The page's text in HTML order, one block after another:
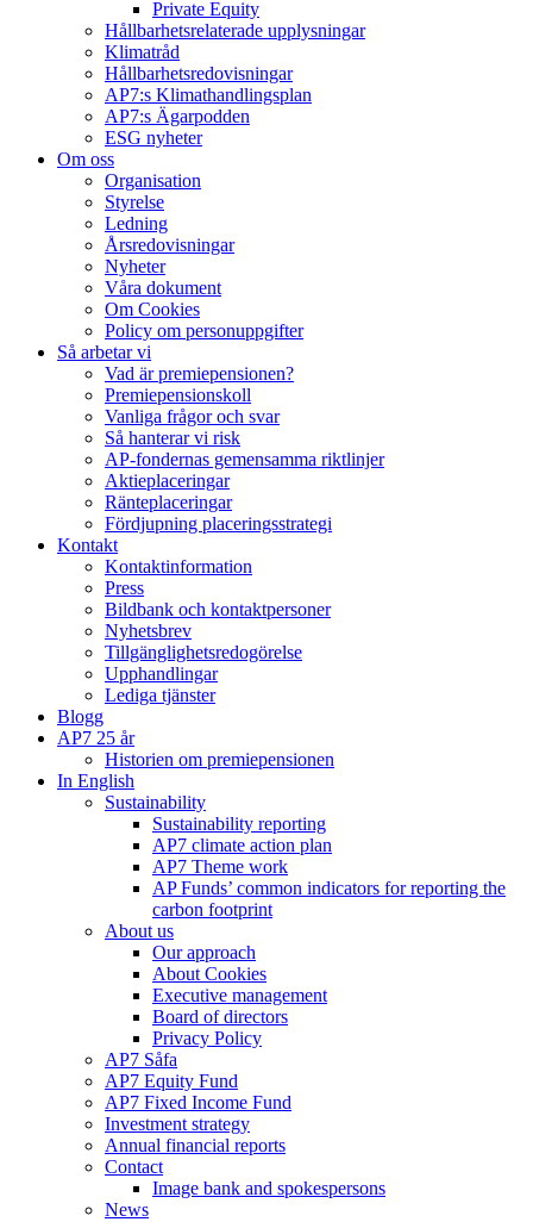
Private Equity
Hållbarhetsrelaterade upplysningar
Klimatråd
Hållbarhetsredovisningar
AP7:s Klimathandlingsplan
AP7:s Ägarpodden
ESG nyheter
Om oss
Organisation
Styrelse
Ledning
Årsredovisningar
Nyheter
Våra dokument
Om Cookies
Policy om personuppgifter
Så arbetar vi
Vad är premiepensionen?
Premiepensionskoll
Vanliga frågor och svar
Så hanterar vi risk
AP-fondernas gemensamma riktlinjer
Aktieplaceringar
Ränteplaceringar
Fördjupning placeringsstrategi
Kontakt
Kontaktinformation
Press
Bildbank och kontaktpersoner
Nyhetsbrev
Tillgänglighetsredogörelse
Upphandlingar
Lediga tjänster
Blogg
AP7 25 år
Historien om premiepensionen
In English
Sustainability
Sustainability reporting
AP7 climate action plan
AP7 Theme work
AP Funds’ common indicators for reporting the
carbon footprint
About us
Our approach
About Cookies
Executive management
Board of directors
Privacy Policy
AP7 Såfa
AP7 Equity Fund
AP7 Fixed Income Fund
Investment strategy
Annual financial reports
Contact
Image bank and spokespersons
News